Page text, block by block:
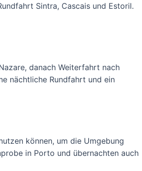
Sintra, Cascais und Estoril.
danach Weiterfahrt nach
nächtliche Rundfahrt und ein
können, um die Umgebung
in Porto und übernachten auch